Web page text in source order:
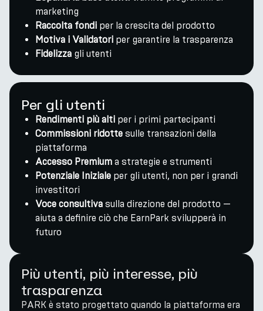
marketing
Raccolta fondi per la crescita del prodotto
Motiva i Validatori per garantire la trasparenza
Fidelizza gli utenti
Per gli utenti
Rendimenti più alti per i primi partecipanti
Commissioni ridotte sulle transazioni della
piattaforma
Accesso Premium a strategie e strumenti
Potenziale Iniziale per gli utenti, non per i grandi
investitori
Voce consultiva sulla direzione del prodotto —
aiuta a definire ciò che EarnPark svilupperà in
futuro
Più utenti, più interesse, più
trasparenza
PARK è stato progettato quando la piattaforma era